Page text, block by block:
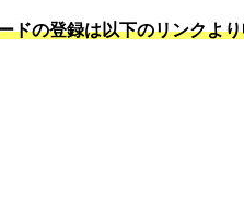
の登録は以下のリンクよ